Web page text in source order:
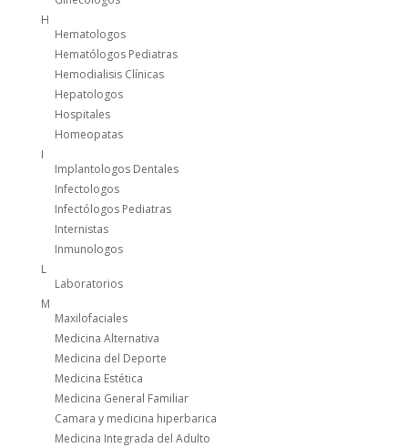
H
Hematologos
Hematólogos Pediatras
Hemodialisis Clínicas
Hepatologos
Hospitales
Homeopatas
I
Implantologos Dentales
Infectologos
Infectólogos Pediatras
Internistas
Inmunologos
L
Laboratorios
M
Maxilofaciales
Medicina Alternativa
Medicina del Deporte
Medicina Estética
Medicina General Familiar
Camara y medicina hiperbarica
Medicina Integrada del Adulto